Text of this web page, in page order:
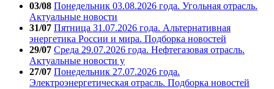
03/08 Понедельник 03.08.2026 года. Угольная отрасль.
Актуальные новости
31/07 Пятница 31.07.2026 года. Альтернативная
энергетика России и мира. Подборка новостей
29/07 Среда 29.07.2026 года. Нефтегазовая отрасль.
Актуальные новости у
27/07 Понедельник 27.07.2026 года.
Электроэнергетическая отрасль. Подборка новостей